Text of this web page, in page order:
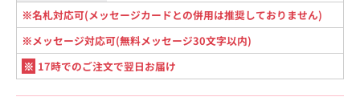
※名札対応可(メッセージカードとの併用は推奨しておりません)
※メッセージ対応可(無料メッセージ30文字以内)
※ 17時でのご注文で翌日お届け